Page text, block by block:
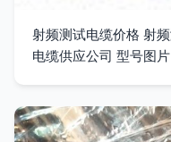
射频测试电缆价格 射
电缆供应公司 型号图